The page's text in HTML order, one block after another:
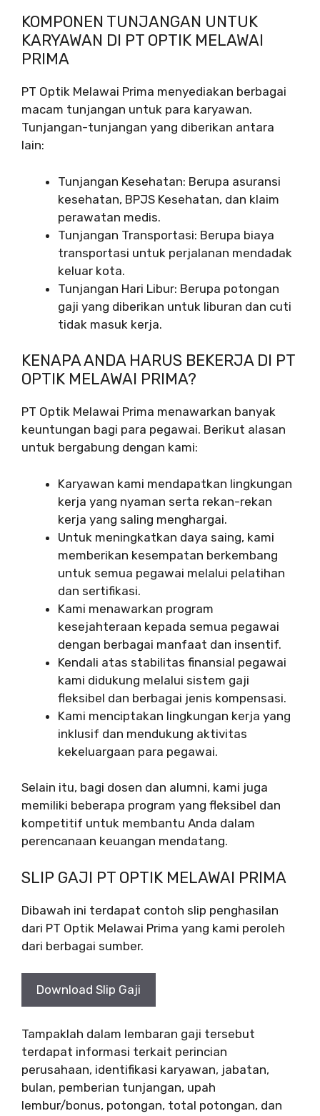
KOMPONEN TUNJANGAN UNTUK
KARYAWAN DI PT OPTIK MELAWAI
PRIMA
PT Optik Melawai Prima menyediakan berbagai
macam tunjangan untuk para karyawan.
Tunjangan-tunjangan yang diberikan antara
lain:
Tunjangan Kesehatan: Berupa asuransi
kesehatan, BPJS Kesehatan, dan klaim
perawatan medis.
Tunjangan Transportasi: Berupa biaya
transportasi untuk perjalanan mendadak
keluar kota.
Tunjangan Hari Libur: Berupa potongan
gaji yang diberikan untuk liburan dan cuti
tidak masuk kerja.
KENAPA ANDA HARUS BEKERJA DI PT
OPTIK MELAWAI PRIMA?
PT Optik Melawai Prima menawarkan banyak
keuntungan bagi para pegawai. Berikut alasan
untuk bergabung dengan kami:
Karyawan kami mendapatkan lingkungan
kerja yang nyaman serta rekan-rekan
kerja yang saling menghargai.
Untuk meningkatkan daya saing, kami
memberikan kesempatan berkembang
untuk semua pegawai melalui pelatihan
dan sertifikasi.
Kami menawarkan program
kesejahteraan kepada semua pegawai
dengan berbagai manfaat dan insentif.
Kendali atas stabilitas finansial pegawai
kami didukung melalui sistem gaji
fleksibel dan berbagai jenis kompensasi.
Kami menciptakan lingkungan kerja yang
inklusif dan mendukung aktivitas
kekeluargaan para pegawai.
Selain itu, bagi dosen dan alumni, kami juga
memiliki beberapa program yang fleksibel dan
kompetitif untuk membantu Anda dalam
perencanaan keuangan mendatang.
SLIP GAJI PT OPTIK MELAWAI PRIMA
Dibawah ini terdapat contoh slip penghasilan
dari PT Optik Melawai Prima yang kami peroleh
dari berbagai sumber.
Download Slip Gaji
Tampaklah dalam lembaran gaji tersebut
terdapat informasi terkait perincian
perusahaan, identifikasi karyawan, jabatan,
bulan, pemberian tunjangan, upah
lembur/bonus, potongan, total potongan, dan